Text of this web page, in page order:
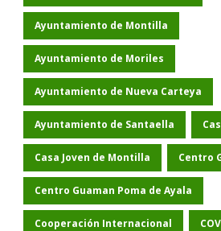
Ayuntamiento de Montilla
Ayuntamiento de Moriles
Ayuntamiento de Nueva Carteya
Ayuntamiento de Santaella
Casa Joven de Montilla Centro
Centro Guaman Poma de Ayala
Cooperación Internacional